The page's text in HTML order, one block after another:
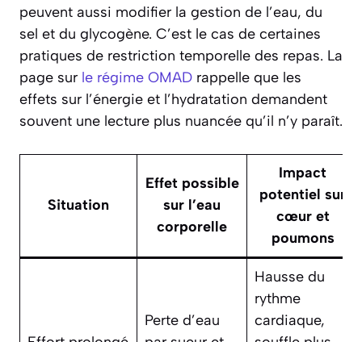
peuvent aussi modifier la gestion de l’eau, du
sel et du glycogène. C’est le cas de certaines
pratiques de restriction temporelle des repas. La
page sur le régime OMAD rappelle que les
effets sur l’énergie et l’hydratation demandent
souvent une lecture plus nuancée qu’il n’y paraît.
Situation
Effet possible
sur l’eau
corporelle
Impact
potentiel sur
cœur et
poumons
Perte d’eau
Hausse du
rythme
cardiaque,